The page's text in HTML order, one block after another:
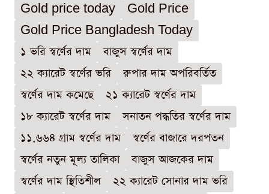
Gold price today
Gold Price
Gold Price Bangladesh Today
১ ভরি স্বর্ণের দাম
বাজুস স্বর্ণের দাম
২২ ক্যারেট স্বর্ণের ভরি
রুপার দাম অপরিবর্তিত
স্বর্ণের দাম কমেছে
২১ ক্যারেট স্বর্ণের দাম
১৮ ক্যারেট স্বর্ণের দাম
সনাতন পদ্ধতির স্বর্ণের দাম
১১.৬৬৪ গ্রাম স্বর্ণের দাম
স্বর্ণের বাজারে দরপতন
স্বর্ণের নতুন মূল্য তালিকা
বাজুস আজকের দাম
স্বর্ণের দাম স্থিতিশীল
২২ ক্যারেট সোনার দাম ভরি